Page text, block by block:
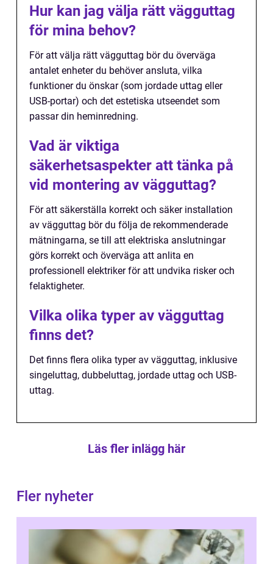
Hur kan jag välja rätt vägguttag
för mina behov?
För att välja rätt vägguttag bör du överväga
antalet enheter du behöver ansluta, vilka
funktioner du önskar (som jordade uttag eller
USB-portar) och det estetiska utseendet som
passar din heminredning.
Vad är viktiga
säkerhetsaspekter att tänka på
vid montering av vägguttag?
För att säkerställa korrekt och säker installation
av vägguttag bör du följa de rekommenderade
mätningarna, se till att elektriska anslutningar
görs korrekt och överväga att anlita en
professionell elektriker för att undvika risker och
felaktigheter.
Vilka olika typer av vägguttag
finns det?
Det finns flera olika typer av vägguttag, inklusive
singeluttag, dubbeluttag, jordade uttag och USB-
uttag.
Läs fler inlägg här
Fler nyheter